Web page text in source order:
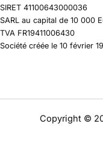
SIRET 41100643000036
SARL au capital de 10 000
TVA FR19411006430
Société créée le 10 février
Copyright ©